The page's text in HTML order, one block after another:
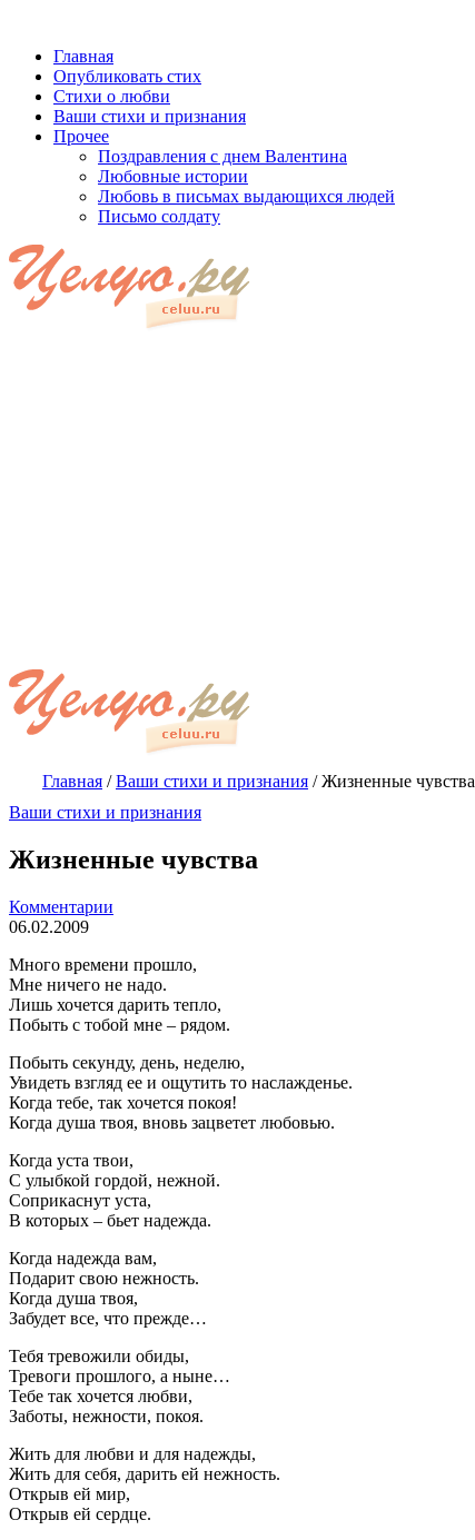
Главная
Опубликовать стих
Стихи о любви
Ваши стихи и признания
Прочее
Поздравления с днем Валентина
Любовные истории
Любовь в письмах выдающихся людей
Письмо солдату
Главная /Ваши стихи и признания /Жизненные чувства
Ваши стихи и признания
Жизненные чувства
Комментарии
06.02.2009
Много времени прошло,
Мне ничего не надо.
Лишь хочется дарить тепло,
Побыть с тобой мне – рядом.
Побыть секунду, день, неделю,
Увидеть взгляд ее и ощутить то наслажденье.
Когда тебе, так хочется покоя!
Когда душа твоя, вновь зацветет любовью.
Когда уста твои,
С улыбкой гордой, нежной.
Соприкаснут уста,
В которых – бьет надежда.
Когда надежда вам,
Подарит свою нежность.
Когда душа твоя,
Забудет все, что прежде…
Тебя тревожили обиды,
Тревоги прошлого, а ныне…
Тебе так хочется любви,
Заботы, нежности, покоя.
Жить для любви и для надежды,
Жить для себя, дарить ей нежность.
Открыв ей мир,
Открыв ей сердце.